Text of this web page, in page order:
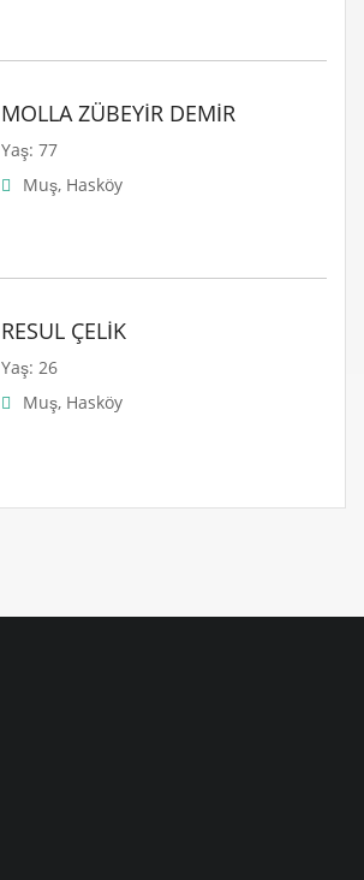
MOLLA ZÜBEYİR DEMİR
Yaş: 77
Muş, Hasköy
RESUL ÇELİK
Yaş: 26
Muş, Hasköy